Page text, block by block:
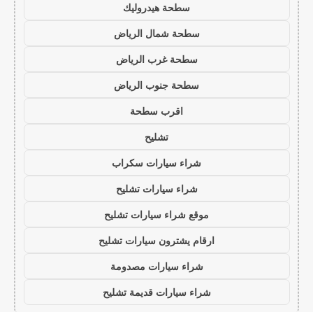
سطحة هيدروليك
سطحة شمال الرياض
سطحة غرب الرياض
سطحة جنوب الرياض
اقرب سطحة
تشليح
شراء سيارات سكراب
شراء سيارات تشليح
موقع شراء سيارات تشليح
ارقام يشترون سيارات تشليح
شراء سيارات مصدومة
شراء سيارات قديمة تشليح